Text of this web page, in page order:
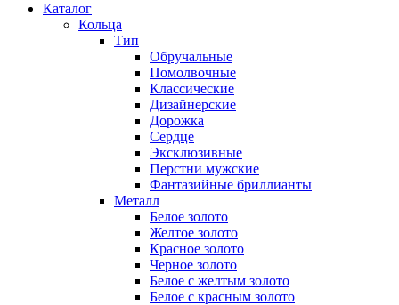
Каталог
Кольца
Тип
Обручальные
Помолвочные
Классические
Дизайнерские
Дорожка
Сердце
Эксклюзивные
Перстни мужские
Фантазийные бриллианты
Металл
Белое золото
Желтое золото
Красное золото
Черное золото
Белое с желтым золото
Белое с красным золото